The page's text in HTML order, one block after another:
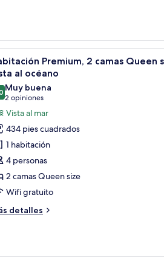
una mesita y televisión. Habitación
8
Premium, 2 camas Queen
al océano
de 10
Muy buena
2 opiniones
(2
opiniones)
Vista al mar
434 pies cuadrados
1 habitación
4 personas
2 camas Queen size
Wifi gratuito
detalles